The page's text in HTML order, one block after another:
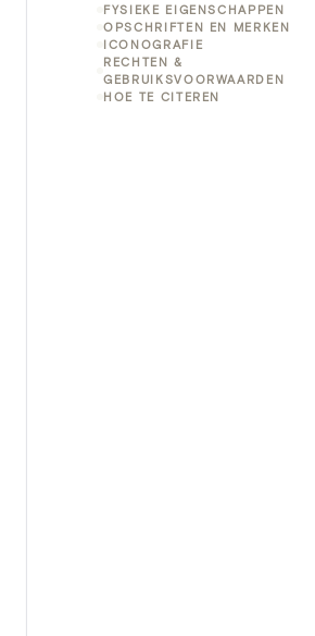
FYSIEKE EIGENSCHAPPEN
OPSCHRIFTEN EN MERKEN
ICONOGRAFIE
RECHTEN &
GEBRUIKSVOORWAARDEN
HOE TE CITEREN